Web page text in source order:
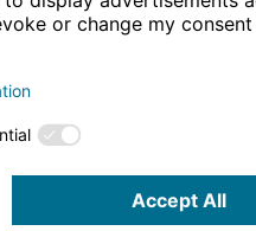
S-Bahn bedeute.
der für S-
notwendig sei. Einer S-
wie z. B. die
der Fahrzeit bezweifle